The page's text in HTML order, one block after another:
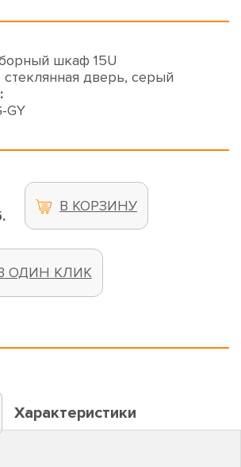
шкаф 15U
дверь, серый
GY
В КОРЗИНУ
ОДИН КЛИК
Характеристики